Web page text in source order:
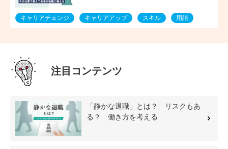
キャリアチェンジ キャリアアップ スキル 用語
注目コンテンツ
「静かな退職」とは？ リスクもあ
る？ 働き方を考える